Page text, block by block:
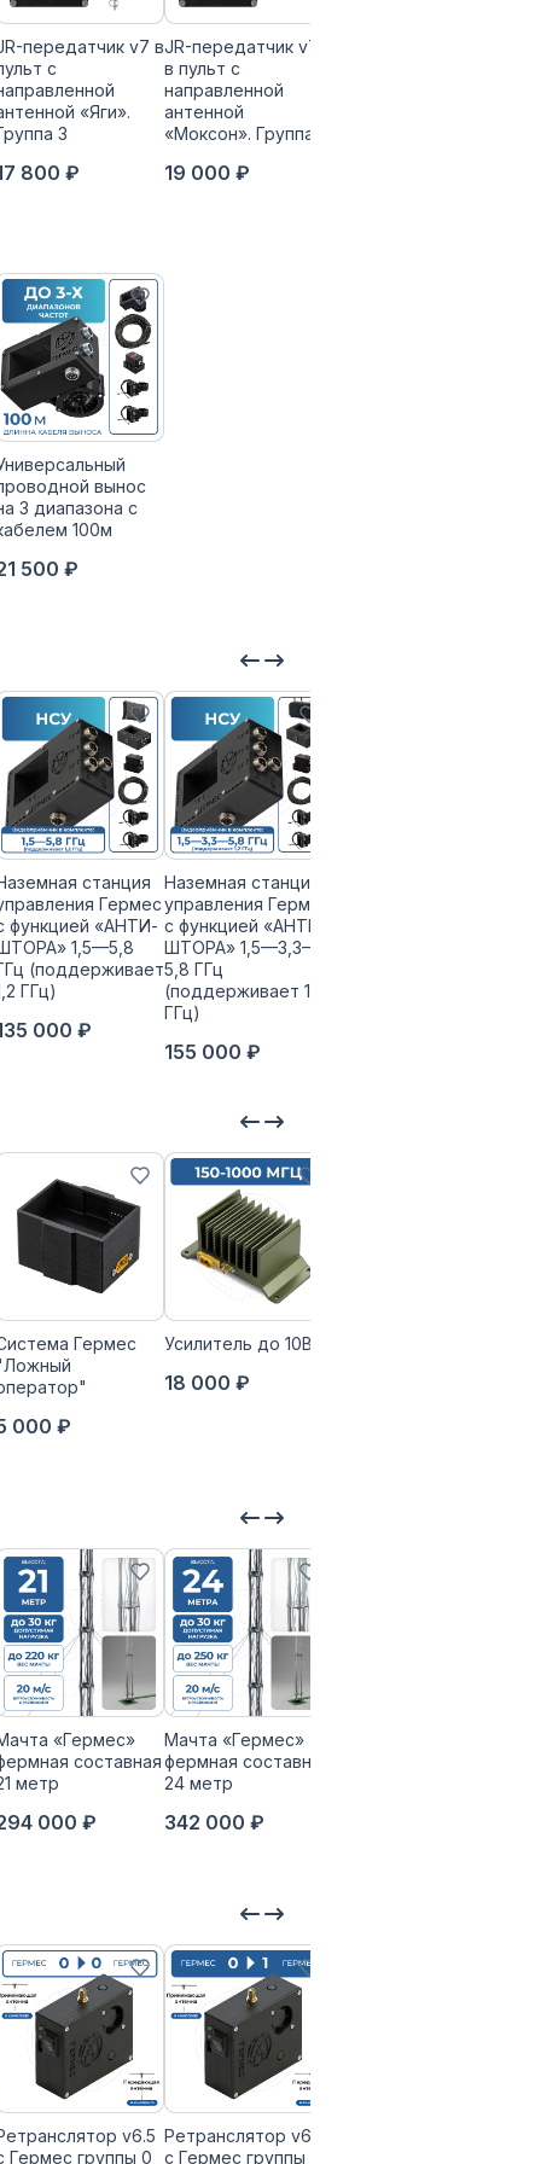
передатчик v7 в
с
«Яги».
3
800 ₽
JR-передатчик v7
в пульт с
направленной
антенной
«Моксон». Группа 4
19 000 ₽
вынос
3 диапазона с
100м
500 ₽
станция
Гермес
функцией «АНТИ-
1,5—5,8
(поддерживает
ГГц)
000 ₽
Наземная станция
управления Гермес
с функцией «АНТИ-
ШТОРА» 1,5—3,3—
5,8 ГГц
(поддерживает 1,2
ГГц)
155 000 ₽
Гермес
000 ₽
Усилитель до 10Вт
18 000 ₽
«Гермес»
составная
метр
000 ₽
Мачта «Гермес»
фермная составная
24 метр
342 000 ₽
v6.5
Гермес группы 0
Ретранслятор v6.5
с Гермес группы 0